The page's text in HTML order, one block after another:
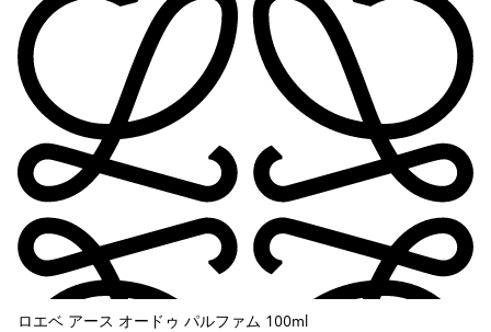
ロエベ アース オードゥ パルファム 100ml